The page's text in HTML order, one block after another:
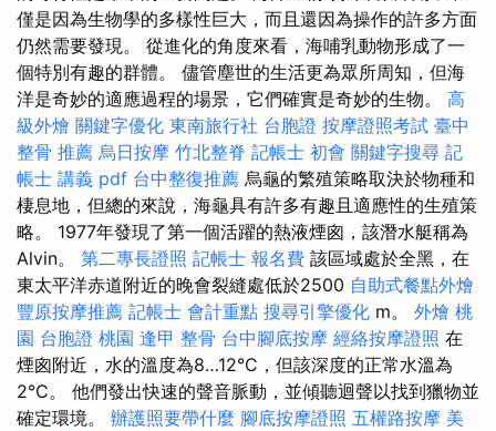
僅是因為生物學的多樣性巨大，而且還因為操作的許多方面
仍然需要發現。 從進化的角度來看，海哺乳動物形成了一
個特別有趣的群體。 儘管塵世的生活更為眾所周知，但海
洋是奇妙的適應過程的場景，它們確實是奇妙的生物。 高
級外燴 關鍵字優化 東南旅行社 台胞證 按摩證照考試 臺中
整骨 推薦 烏日按摩 竹北整脊 記帳士 初會 關鍵字搜尋 記
帳士 講義 pdf 台中整復推薦 烏龜的繁殖策略取決於物種和
棲息地，但總的來說，海龜具有許多有趣且適應性的生殖策
略。 1977年發現了第一個活躍的熱液煙囪，該潛水艇稱為
Alvin。 第二專長證照 記帳士 報名費 該區域處於全黑，在
東太平洋赤道附近的晚會裂縫處低於2500 自助式餐點外燴
豐原按摩推薦 記帳士 會計重點 搜尋引擎優化 m。 外燴 桃
園 台胞證 桃園 逢甲 整骨 台中腳底按摩 經絡按摩證照 在
煙囪附近，水的溫度為8…12°C，但該深度的正常水溫為
2°C。 他們發出快速的聲音脈動，並傾聽迴聲以找到獵物並
確定環境。 辦護照要帶什麼 腳底按摩證照 五權路按摩 美